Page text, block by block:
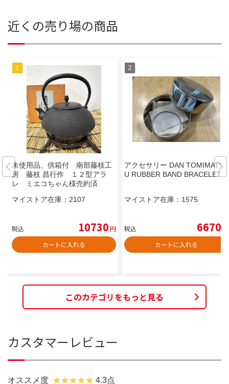
近くの売り場の商品
未使用品、供箱付 南部藤枝工
房 藤枝 昌行作 １２型アラ
レ ミエコちゃん様売約済
マイストア在庫： 2107
税込 10730円
カートに入れる
アクセサリー DAN TOMIMATS
U RUBBER BAND BRACELET
マイストア在庫： 1575
税込 6670
カートに入れる
このカテゴリをもっと見る
カスタマーレビュー
オススメ度 4.3点